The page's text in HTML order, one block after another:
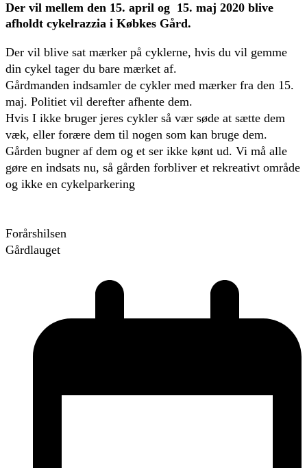
Der vil mellem den 15. april og 15. maj 2020 blive
afholdt cykelrazzia i Købkes Gård.
Der vil blive sat mærker på cyklerne, hvis du vil gemme
din cykel tager du bare mærket af.
Gårdmanden indsamler de cykler med mærker fra den 15.
maj. Politiet vil derefter afhente dem.
Hvis I ikke bruger jeres cykler så vær søde at sætte dem
væk, eller forære dem til nogen som kan bruge dem.
Gården bugner af dem og et ser ikke kønt ud. Vi må alle
gøre en indsats nu, så gården forbliver et rekreativt område
og ikke en cykelparkering
Forårshilsen
Gårdlauget